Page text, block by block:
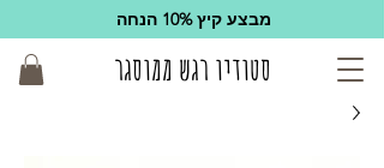
סטודיו רגש ממוסגר
מבצע קיץ 10% הנחה